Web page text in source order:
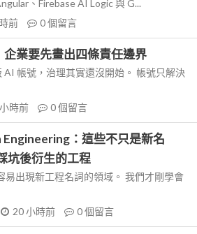
、Firebase AI Logic 與 G...
前 0個留言
業要先畫出四條責任邊界
AI 帳號，治理其實還沒開始。 帳號只解決
時前 0個留言
：這些不只是新名
坑後衍生的工程
出現新工程名詞的領域。 我們才剛學會
20 小時前 0個留言